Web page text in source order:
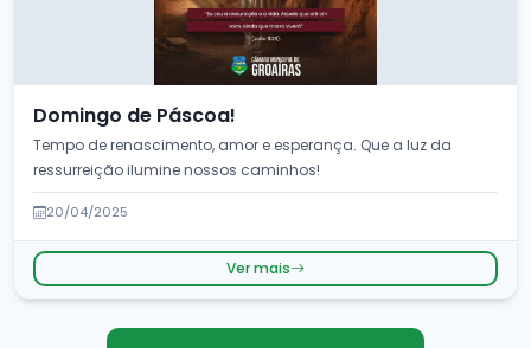
Domingo de Páscoa!
Tempo de renascimento, amor e esperança. Que a luz da
ressurreição ilumine nossos caminhos!
20/04/2025
Ver mais